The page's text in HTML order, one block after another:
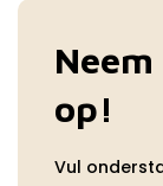
op!
Vul